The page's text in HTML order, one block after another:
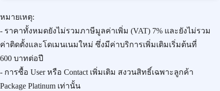
หมายเหตุ:
- ราคาทั้งหมดยังไม่รวมภาษีมูลค่าเพิ่ม (VAT) 7% และยังไม่รวม
ค่าติดตั้งและโดเมนเนมใหม่ ซึ่งมีค่าบริการเพิ่มเติมเริ่มต้นที่
600 บาทต่อปี
- การซื้อ User หรือ Contact เพิ่มเติม สงวนสิทธิ์เฉพาะลูกค้า
Package Platinum เท่านั้น